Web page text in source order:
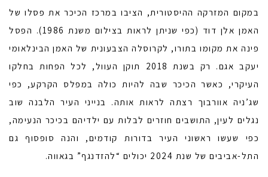
במקום המזרקה ההיסטורית, הציבו במרכז הכיכר את פסלו של
האמן אלן דוד (כפי שניתן לראות בצילום משנת 1986). הפסל
פינה את מקומו בתורו, לקרוסלה הצבעונית של האמן הבינלאומי
יעקב אגם. רק בשנת 2018 תוקן העוול, לכל הפחות בחלקו
העיקרי, כאשר הכיכר שבה להיות כולה במפלס הקרקע, כפי
שג’ניה אוורבוך רצתה לראות אותה. בנייני העיר הלבנה שוב
נגלים לעין, התושבים חוזרים לבלות עם ילדיהם בכיכר הנעימה,
כפי שעשו ראשוני העיר בדורות קודמים, והנה סופסוף גם
התל-אביבים של שנת 2024 יכולים “להזדנגף” בגאווה.